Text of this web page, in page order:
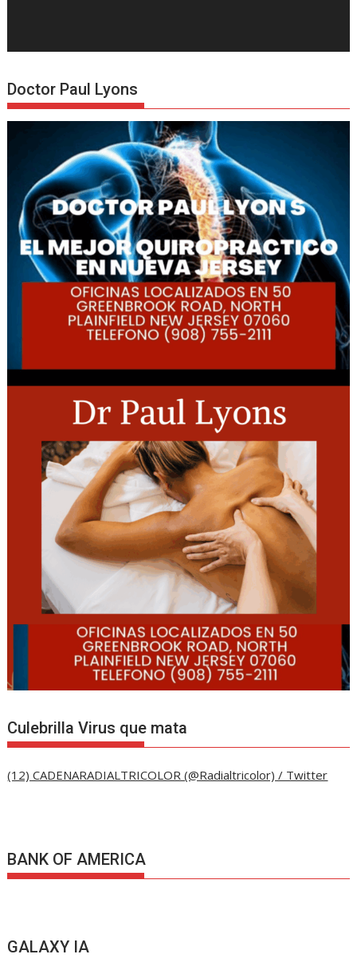
Doctor Paul Lyons
Culebrilla Virus que mata
(12) CADENARADIALTRICOLOR (@Radialtricolor) / Twitter
BANK OF AMERICA
GALAXY IA